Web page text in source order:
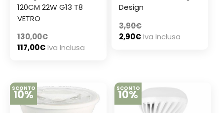
120CM 22W G13 T8
VETRO
130,00€
117,00€Iva Inclusa
Design
3,90€
2,90€Iva Inclusa
SCONTO
10% SCONTO
10%